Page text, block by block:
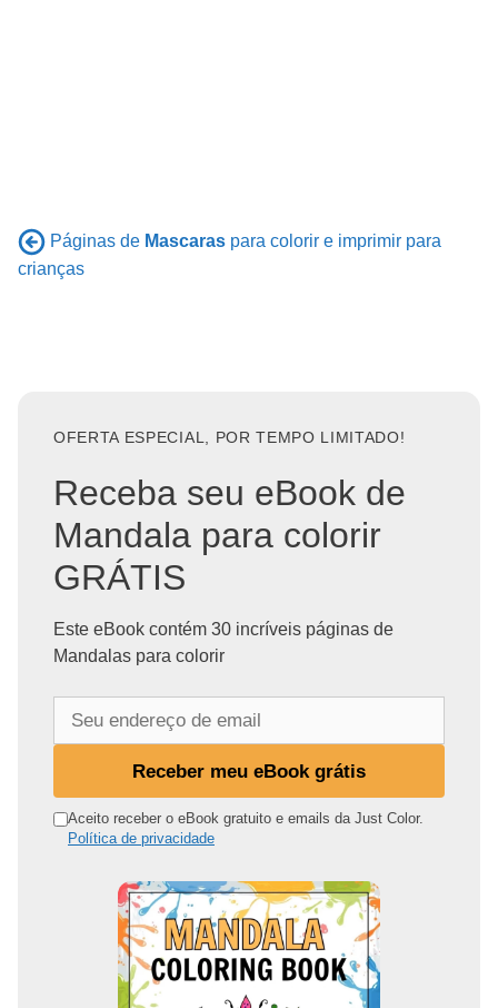
Páginas de Mascaras para colorir e imprimir para
crianças
OFERTA ESPECIAL, POR TEMPO LIMITADO!
Receba seu eBook de
Mandala para colorir
GRÁTIS
Este eBook contém 30 incríveis páginas de
Mandalas para colorir
n
Receber meu eBook grátis
Aceito receber o eBook gratuito e emails da Just Color.
Política de privacidade